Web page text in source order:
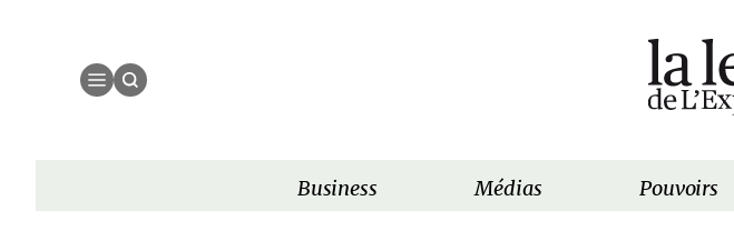
Business Médias Pouvoirs